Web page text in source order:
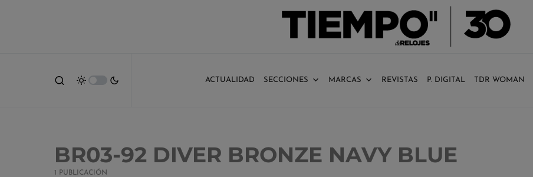
ACTUALIDAD SECCIONES MARCAS REVISTAS P. DIGITAL TDR WOMAN
BR03-92 DIVER BRONZE NAVY BLUE
1 PUBLICACIÓN